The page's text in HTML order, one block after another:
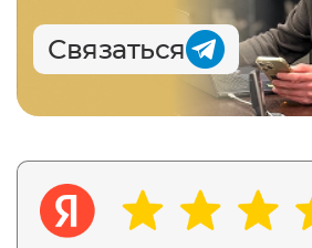
Связаться